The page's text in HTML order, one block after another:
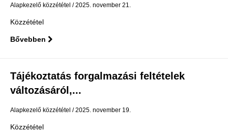
Alapkezelő közzététel 2025. november 21.
Közzététel
Bővebben
Tájékoztatás forgalmazási feltételek
változásáról,...
Alapkezelő közzététel 2025. november 19.
Közzététel